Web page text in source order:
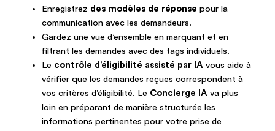
Enregistrez des modèles de réponse pour la
communication avec les demandeurs.
Gardez une vue d’ensemble en marquant et en
filtrant les demandes avec des tags individuels.
Le contrôle d’éligibilité assisté par IA vous aide à
vérifier que les demandes reçues correspondent à
vos critères d’éligibilité. Le Concierge IA va plus
loin en préparant de manière structurée les
informations pertinentes pour votre prise de